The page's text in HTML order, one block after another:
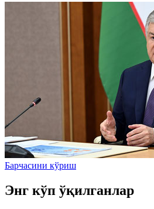
Барчасини кўриш
Энг кўп ўқилганлар